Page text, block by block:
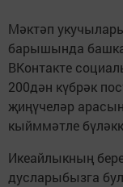
Мәктәп
барышында
ВКонтакте
200дән күбрәк
җиңүчеләр
кыйммәтле
Икеайлыкның
дусларыбызга